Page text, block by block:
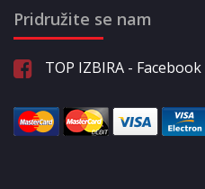
Pridružite se nam
TOP IZBIRA - Facebook